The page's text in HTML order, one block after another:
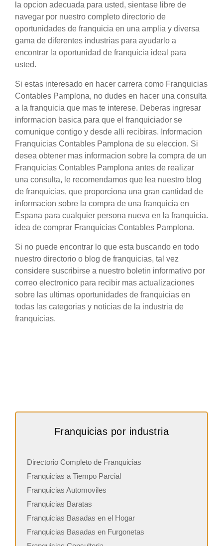
la opcion adecuada para usted, sientase libre de
navegar por nuestro completo directorio de
oportunidades de franquicia en una amplia y diversa
gama de diferentes industrias para ayudarlo a
encontrar la oportunidad de franquicia ideal para
usted.
Si estas interesado en hacer carrera como Franquicias
Contables Pamplona, no dudes en hacer una consulta
a la franquicia que mas te interese. Deberas ingresar
informacion basica para que el franquiciador se
comunique contigo y desde alli recibiras. Informacion
Franquicias Contables Pamplona de su eleccion. Si
desea obtener mas informacion sobre la compra de un
Franquicias Contables Pamplona antes de realizar
una consulta, le recomendamos que lea nuestro blog
de franquicias, que proporciona una gran cantidad de
informacion sobre la compra de una franquicia en
Espana para cualquier persona nueva en la franquicia.
idea de comprar Franquicias Contables Pamplona.
Si no puede encontrar lo que esta buscando en todo
nuestro directorio o blog de franquicias, tal vez
considere suscribirse a nuestro boletin informativo por
correo electronico para recibir mas actualizaciones
sobre las ultimas oportunidades de franquicias en
todas las categorias y noticias de la industria de
franquicias.
Franquicias por industria
Directorio Completo de Franquicias
Franquicias a Tiempo Parcial
Franquicias Automoviles
Franquicias Baratas
Franquicias Basadas en el Hogar
Franquicias Basadas en Furgonetas